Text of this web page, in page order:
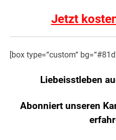
Jetzt
[box type=“custom“
Liebeisstleben
Abonniert unseren